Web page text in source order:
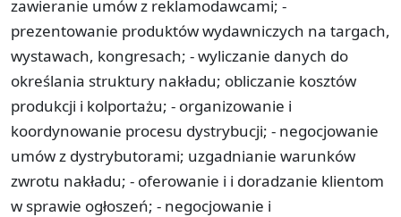
zawieranie umów z reklamodawcami; -
prezentowanie produktów wydawniczych na targach,
wystawach, kongresach; - wyliczanie danych do
określania struktury nakładu; obliczanie kosztów
produkcji i kolportażu; - organizowanie i
koordynowanie procesu dystrybucji; - negocjowanie
umów z dystrybutorami; uzgadnianie warunków
zwrotu nakładu; - oferowanie i i doradzanie klientom
w sprawie ogłoszeń; - negocjowanie i